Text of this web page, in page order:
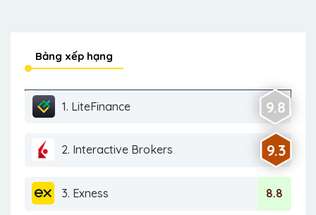
Bảng xếp hạng
1. LiteFinance 9.8
2. Interactive Brokers 9.3
3. Exness 8.8